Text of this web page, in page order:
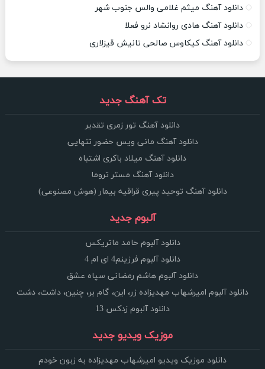
دانلود آهنگ میثم غلامی والس جنوب شهر
دانلود آهنگ هادی روانشاد نرو فعلا
دانلود آهنگ کیکاوس صالحی تانیش قیزلاری
تک آهنگ جدید
دانلود آهنگ تور زمری تقدیر
دانلود آهنگ مانی ویس حضور تنهایی
دانلود آهنگ میلاد باکری اشتباه
دانلود آهنگ مستر تروما
دانلود آهنگ توحید پیری قراقیه بیمار (هوش مصنوعی)
آلبوم جدید
دانلود آلبوم حامد ماتریکس
دانلود آلبوم فرزینم4 ای ام 4
دانلود آلبوم هاشم رمضانی سپاه عشق
دانلود آلبوم امیرشهاب مهدیزاده زر، این، گام بر، چنین، داشت، دشت
دانلود آلبوم زدکس 13
موزیک ویدیو جدید
دانلود موزیک ویدیو امیرشهاب مهدیزاده به زبون خودم